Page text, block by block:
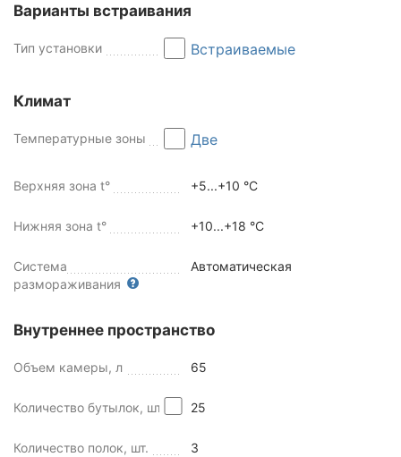
Варианты встраивания
Тип установки Встраиваемые
Климат
Температурные зоны Две
Верхняя зона t° +5...+10 °C
Нижняя зона t° +10...+18 °C
Система
размораживания
Автоматическая
Внутреннее пространство
Объем камеры, л 65
Количество бутылок, шт 25
Количество полок, шт. 3